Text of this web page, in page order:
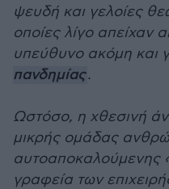
ψευδή και γελοίες
οποίες λίγο απείχαν
υπεύθυνο ακόμη και
πανδημίας.
Ωστόσο, η χθεσινή
μικρής ομάδας
αυτοαποκαλούμενης
γραφεία των